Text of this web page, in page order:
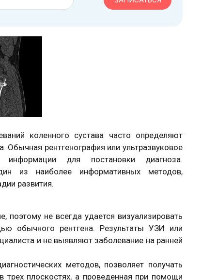
коленного сустава часто определяют
Обычная рентгенография или ультразвуковое
информации для постановки диагноза.
из наиболее информативных методов,
развития.
не всегда удается визуализировать
обычного рентгена. Результаты УЗИ или
и не выявляют заболевание на ранней
методов, позволяет получать
трех плоскостях, а проведенная при помощи